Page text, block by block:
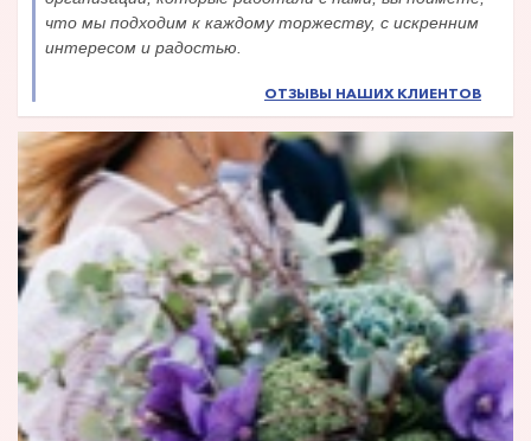
что мы подходим к каждому торжеству, с искренним
интересом и радостью.
ОТЗЫВЫ НАШИХ КЛИЕНТОВ